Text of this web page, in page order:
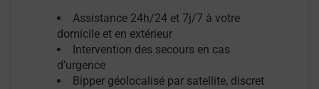
Assistance 24h/24 et 7j/7 à votre
domicile et en extérieur
Intervention des secours en cas
d’urgence
Bipper géolocalisé par satellite, discret